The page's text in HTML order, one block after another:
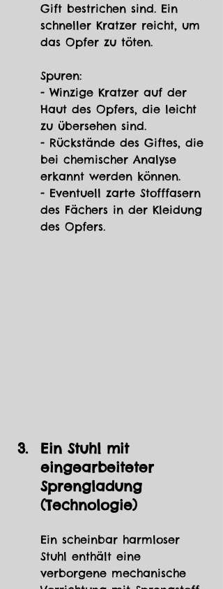
Gift bestrichen sind. Ein
schneller Kratzer reicht, um
das Opfer zu töten.
Spuren:
- Winzige Kratzer auf der
Haut des Opfers, die leicht
zu übersehen sind.
- Rückstände des Giftes, die
bei chemischer Analyse
erkannt werden können.
- Eventuell zarte Stofffasern
des Fächers in der Kleidung
des Opfers.
Ein Stuhl mit
eingearbeiteter
Sprengladung
(Technologie)
Ein scheinbar harmloser
Stuhl enthält eine
verborgene mechanische